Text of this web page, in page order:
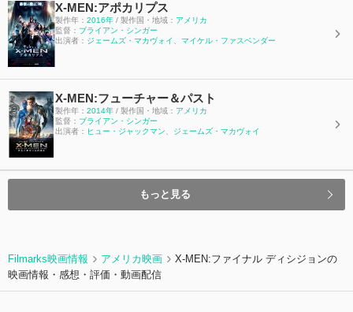
X-MEN:アポカリプス
製作年： 2016年 / 製作国・地域： アメリカ
監督： ブライアン・シンガー
出演者： ジェームズ・マカヴォイ 、 マイケル・ファスベンダー
X-MEN:フューチャー＆パスト
製作年： 2014年 / 製作国・地域： アメリカ
監督： ブライアン・シンガー
出演者： ヒュー・ジャックマン、 ジェームズ・マカヴォイ
もっと見る
Filmarks映画情報 アメリカ映画
X-MEN:ファイナル ディシジョンの
映画情報・感想・評価・動画配信